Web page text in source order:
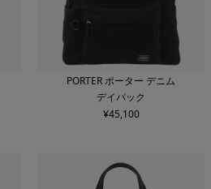
PORTER ポーター デニム
デイパック
¥45,100